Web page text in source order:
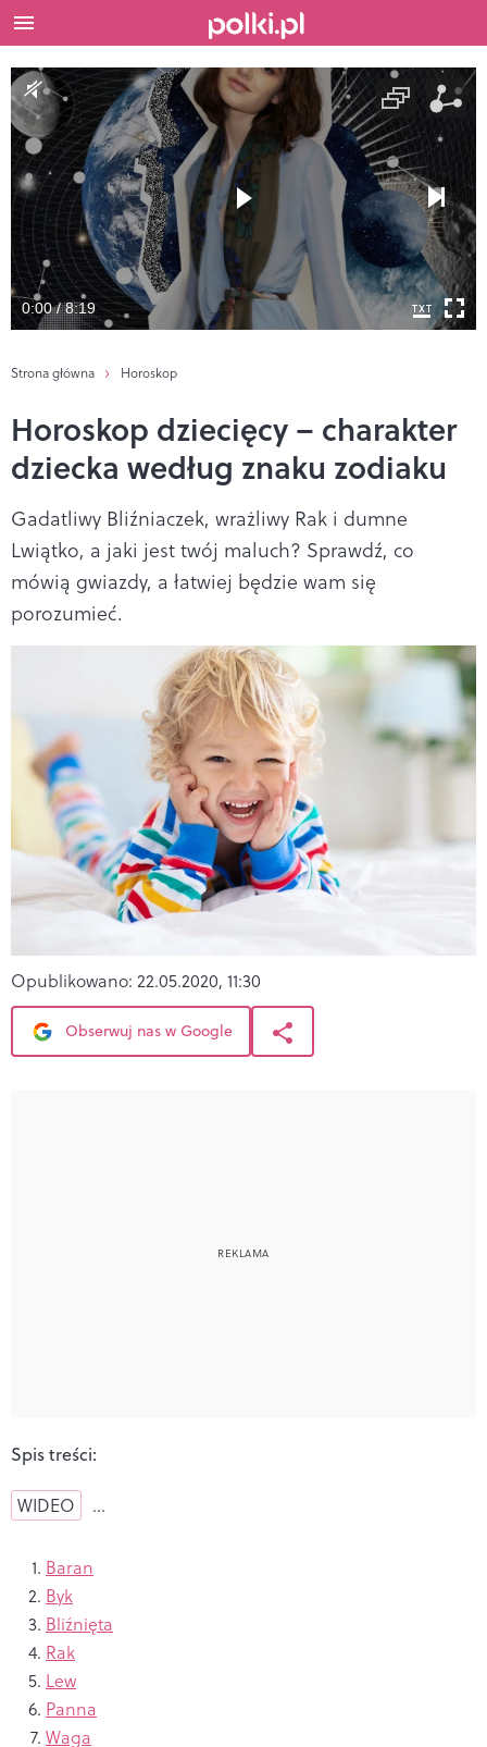
0:00 / 8:19
Strona główna Horoskop
Horoskop dziecięcy – charakter
dziecka według znaku zodiaku
Gadatliwy Bliźniaczek, wrażliwy Rak i dumne
Lwiątko, a jaki jest twój maluch? Sprawdź, co
mówią gwiazdy, a łatwiej będzie wam się
porozumieć.
Opublikowano: 22.05.2020, 11:30
Obserwuj nas w Google
Spis treści:
WIDEO …
Baran
Byk
Bliźnięta
Rak
Lew
Panna
Waga